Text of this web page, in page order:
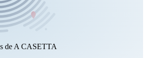
de A CASETTA